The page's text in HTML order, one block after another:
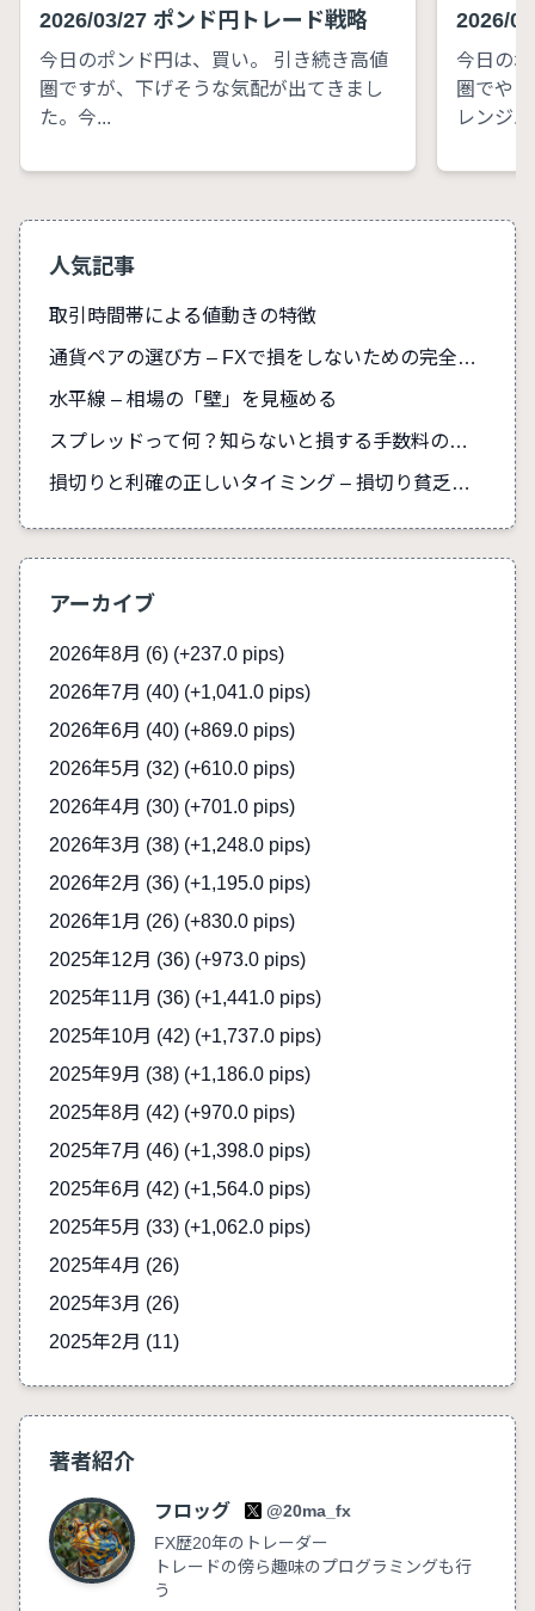
2026/03/27 ポンド円トレード戦略
今日のポンド円は、買い。 引き続き高値
圏ですが、下げそうな気配が出てきまし
た。今...
2026/
今日の
圏でや
レンジ...
人気記事
取引時間帯による値動きの特徴
通貨ペアの選び方 – FXで損をしないための完全ガイド
水平線 – 相場の「壁」を見極める
スプレッドって何？知らないと損する手数料の真実
損切りと利確の正しいタイミング – 損切り貧乏を防ぐ
アーカイブ
2026年8月 (6) (+237.0 pips)
2026年7月 (40) (+1,041.0 pips)
2026年6月 (40) (+869.0 pips)
2026年5月 (32) (+610.0 pips)
2026年4月 (30) (+701.0 pips)
2026年3月 (38) (+1,248.0 pips)
2026年2月 (36) (+1,195.0 pips)
2026年1月 (26) (+830.0 pips)
2025年12月 (36) (+973.0 pips)
2025年11月 (36) (+1,441.0 pips)
2025年10月 (42) (+1,737.0 pips)
2025年9月 (38) (+1,186.0 pips)
2025年8月 (42) (+970.0 pips)
2025年7月 (46) (+1,398.0 pips)
2025年6月 (42) (+1,564.0 pips)
2025年5月 (33) (+1,062.0 pips)
2025年4月 (26)
2025年3月 (26)
2025年2月 (11)
著者紹介
フロッグ
@20ma_fx
FX歴20年のトレーダー
トレードの傍ら趣味のプログラミングも行
う